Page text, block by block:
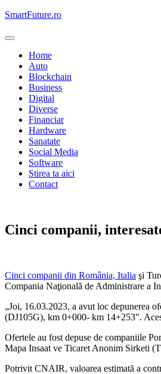
Skip
content
SmartFuture.ro
Home
Auto
Blockchain
Business
Digital
Diverse
Financiar
Hardware
Sanatate
Social Media
Software
Stirea ta aici
Contact
Cinci companii,
Cinci companii din România, Italia şi
Compania Naţională de Administrare a
„Joi, 16.03.2023, a avut loc depunerea
(DJ105G), km 0+000- km 14+253″.
Ofertele au fost depuse de companiile
Mapa Insaat ve Ticaret Anonim Sirketi
Potrivit CNAIR, valoarea estimată a